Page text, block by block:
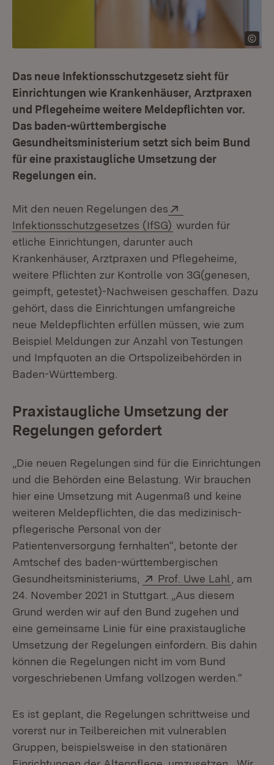
Das neue Infektionsschutzgesetz sieht für
Einrichtungen wie Krankenhäuser, Arztpraxen
und Pflegeheime weitere Meldepflichten vor.
Das baden-württembergische
Gesundheitsministerium setzt sich beim Bund
für eine praxistaugliche Umsetzung der
Regelungen ein.
Mit den neuen Regelungen des
Infektionsschutzgesetzes (IfSG) (Öffnet in neuem
wurden für
etliche Einrichtungen, darunter auch
Krankenhäuser, Arztpraxen und Pflegeheime,
weitere Pflichten zur Kontrolle von 3G(genesen,
geimpft, getestet)-Nachweisen geschaffen. Dazu
gehört, dass die Einrichtungen umfangreiche
neue Meldepflichten erfüllen müssen, wie zum
Beispiel Meldungen zur Anzahl von Testungen
und Impfquoten an die Ortspolizeibehörden in
Baden-Württemberg.
Praxistaugliche Umsetzung der
Regelungen gefordert
„Die neuen Regelungen sind für die Einrichtungen
und die Behörden eine Belastung. Wir brauchen
hier eine Umsetzung mit Augenmaß und keine
weiteren Meldepflichten, die das medizinisch-
pflegerische Personal von der
Patientenversorgung fernhalten“, betonte der
Amtschef des baden-württembergischen
Gesundheitsministeriums,
Extern:
Prof. Uwe Lahl (Öffnet
, am
24. November 2021 in Stuttgart. „Aus diesem
Grund werden wir auf den Bund zugehen und
eine gemeinsame Linie für eine praxistaugliche
Umsetzung der Regelungen einfordern. Bis dahin
können die Regelungen nicht im vom Bund
vorgeschriebenen Umfang vollzogen werden.“
Es ist geplant, die Regelungen schrittweise und
vorerst nur in Teilbereichen mit vulnerablen
Gruppen, beispielsweise in den stationären